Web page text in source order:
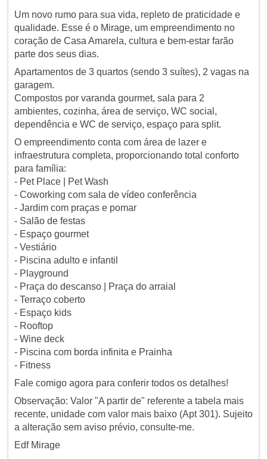
Um novo rumo para sua vida, repleto de praticidade e
qualidade. Esse é o Mirage, um empreendimento no
coração de Casa Amarela, cultura e bem-estar farão
parte dos seus dias.
Apartamentos de 3 quartos (sendo 3 suítes), 2 vagas na
garagem.
Compostos por varanda gourmet, sala para 2
ambientes, cozinha, área de serviço, WC social,
dependência e WC de serviço, espaço para split.
O empreendimento conta com área de lazer e
infraestrutura completa, proporcionando total conforto
para família:
- Pet Place | Pet Wash
- Coworking com sala de vídeo conferência
- Jardim com praças e pomar
- Salão de festas
- Espaço gourmet
- Vestiário
- Piscina adulto e infantil
- Playground
- Praça do descanso | Praça do arraial
- Terraço coberto
- Espaço kids
- Rooftop
- Wine deck
- Piscina com borda infinita e Prainha
- Fitness
Fale comigo agora para conferir todos os detalhes!
Observação: Valor "A partir de" referente a tabela mais
recente, unidade com valor mais baixo (Apt 301). Sujeito
a alteração sem aviso prévio, consulte-me.
Edf Mirage